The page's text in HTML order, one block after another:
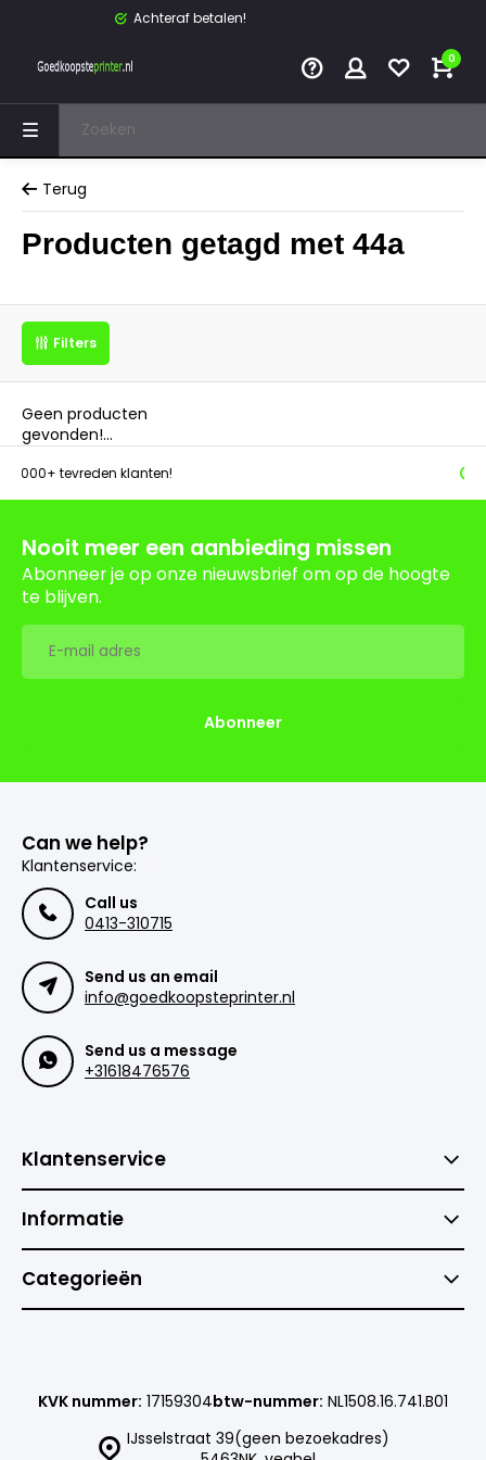
Achteraf betalen!
0
Terug
Producten getagd met 44a
Filters
Geen producten
gevonden!...
klanten!
Nooit meer een aanbieding missen
Abonneer je op onze nieuwsbrief om op de hoogte
te blijven.
Abonneer
Can we help?
Klantenservice:
Call us
0413-310715
Send us an email
info@goedkoopsteprinter.nl
Send us a message
+31618476576
Klantenservice
Informatie
Categorieën
IJsselstraat 39(geen bezoekadres)
KVK nummer: 17159304btw-nummer: NL1508.16.741.B01